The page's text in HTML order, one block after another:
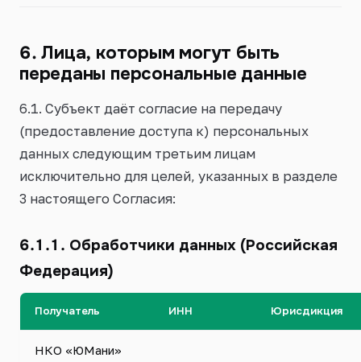
6. Лица, которым могут быть
переданы персональные данные
6.1. Субъект даёт согласие на передачу
(предоставление доступа к) персональных
данных следующим третьим лицам
исключительно для целей, указанных в разделе
3 настоящего Согласия:
6.1.1. Обработчики данных (Российская
Федерация)
Получатель ИНН Юрисдикция
НКО «ЮМани»